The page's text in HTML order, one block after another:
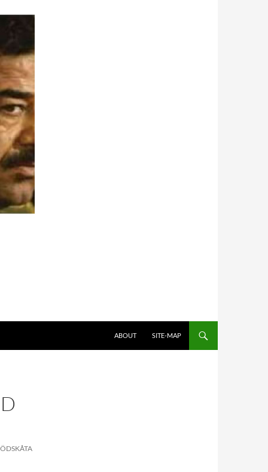
ABOUT
SITE-MAP